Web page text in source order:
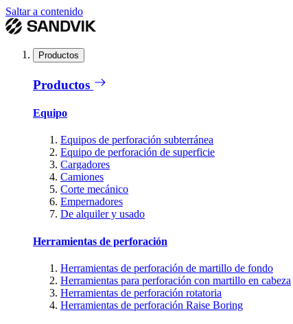
Saltar a contenido
Productos
Productos
Equipo
Equipos de perforación subterránea
Equipo de perforación de superficie
Cargadores
Camiones
Corte mecánico
Empernadores
De alquiler y usado
Herramientas de perforación
Herramientas de perforación de martillo de fondo
Herramientas para perforación con martillo en cabeza
Herramientas de perforación rotatoria
Herramientas de perforación Raise Boring